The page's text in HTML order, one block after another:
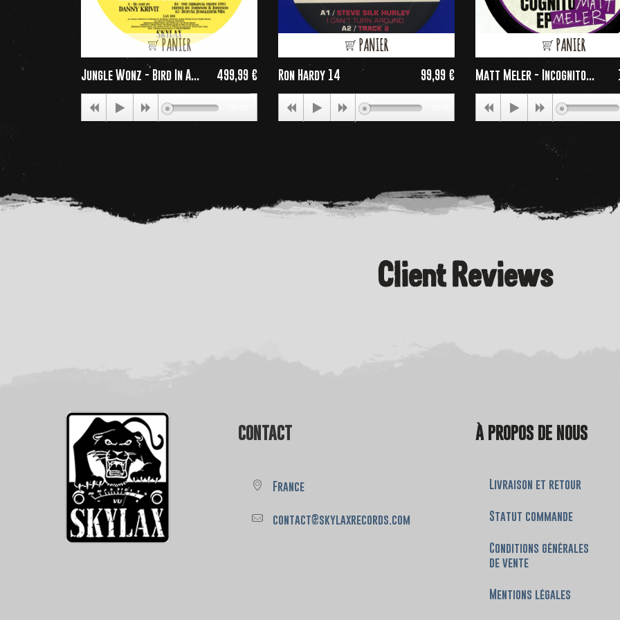
PANIER
Jungle Wonz - Bird In A...
Price
499,99 €
PANIER
Ron Hardy 14
Price
99,99 €
PANIER
Matt Meler - Incognito...
Client Reviews
CONTACT
France
contact@skylaxrecords.com
À PROPOS DE NOUS
Livraison et retour
Statut commande
Conditions générales
de vente
Mentions légales